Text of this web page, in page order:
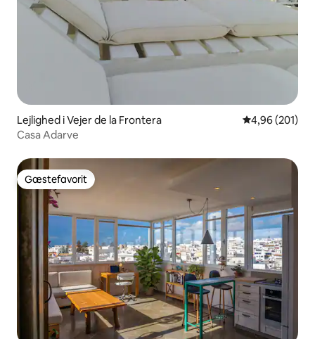
Lejlighed i Vejer de la Frontera 4,96 ud af 5 i
4,96 (201)
Casa Adarve
Gæstefavorit
Gæstefavorit